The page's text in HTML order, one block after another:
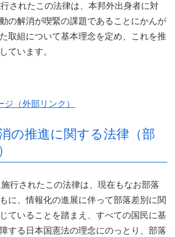
されたこの法律は、本邦外出身者に対
の解消が喫緊の課題であることにかんが
取組について基本理念を定め、これを推
ています。
（外部リンク）
の推進に関する法律（部
行されたこの法律は、現在もなお部落
に、情報化の進展に伴って部落差別に関
ていることを踏まえ、すべての国民に基
する日本国憲法の理念にのっとり、部落